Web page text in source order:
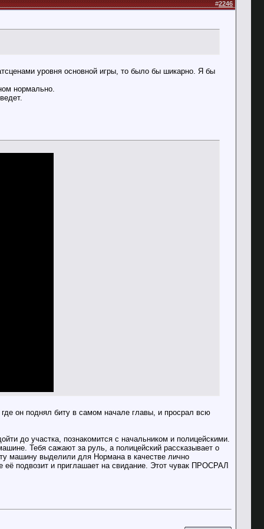
#2246
уровня основной игры, то было бы шикарно. Я бы
нормально.
где он поднял биту в самом начале главы, и просрал всю
до участка, познакомится с начальником и полицейскими.
Тебя сажают за руль, а полицейский рассказывает о
машину выделили для Нормана в качестве лично
её подвозит и приглашает на свидание. Этот чувак ПРОСРАЛ